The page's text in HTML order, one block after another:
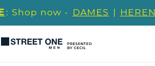
: Shop now - DAMES | HEREN